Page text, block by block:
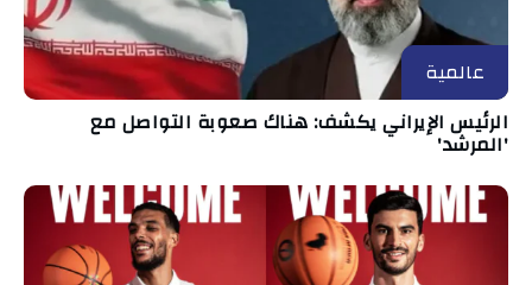
عالمية
الرئيس الإيراني يكشف: هناك صعوبة التواصل مع
'المرشد'